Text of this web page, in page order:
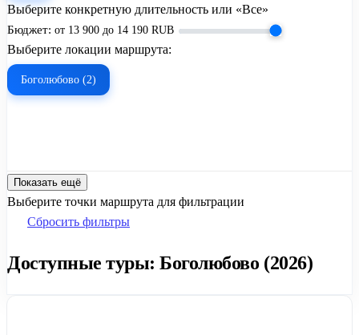
Выберите конкретную длительность или «Все»
Бюджет: от 13 900 до 14 190 RUB
Выберите локации маршрута:
Боголюбово (2)
Показать ещё
Выберите точки маршрута для фильтрации
Сбросить фильтры
Доступные туры: Боголюбово (2026)